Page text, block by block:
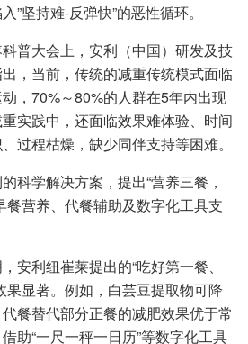
”坚持难-反弹快”的恶性循环。
普大会上，安利（中国）研发及技
，当前，传统的减重传统模式面临
，70%～80%的人群在5年内出现
实践中，还面临效果难体验、时间
过程枯燥，缺少同伴支持等困难。
科学解决方案，提出“营养三餐，
餐营养、代餐辅助及数字化工具支
安利纽崔莱提出的“吃好第一餐、
果显著。例如，白芸豆提取物可降
餐替代部分正餐的减肥效果优于常
助“一尺一秤一日历”等数字化工具